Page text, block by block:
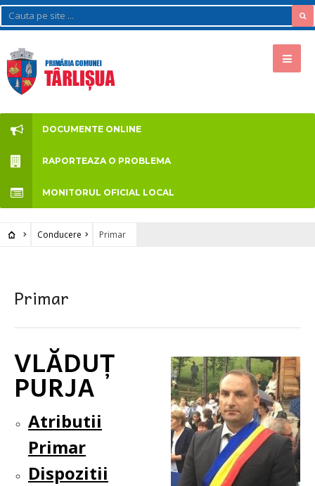
DOCUMENTE ONLINE
RAPORTEAZA O PROBLEMA
MONITORUL OFICIAL LOCAL
Conducere Primar
Primar
VLĂDUȚ
PURJA
Atributii
Primar
Dispozitii